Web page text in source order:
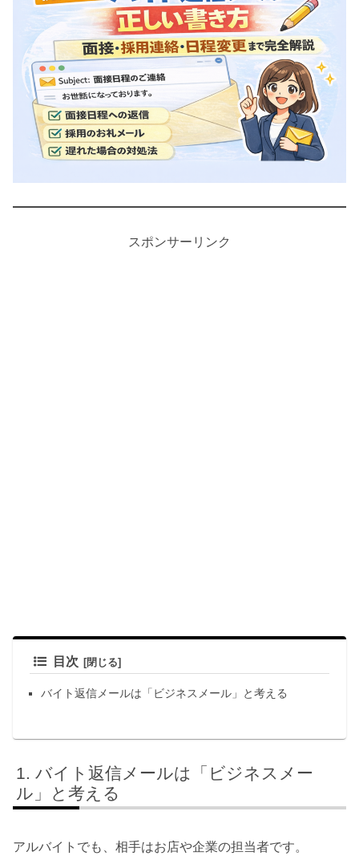
スポンサーリンク
目次
バイト返信メールは「ビジネスメール」と考える
バイト返信メールは「ビジネスメー
ル」と考える
アルバイトでも、相手はお店や企業の担当者です。